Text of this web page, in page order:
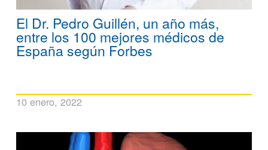
El Dr. Pedro Guillén, un año más,
entre los 100 mejores médicos de
España según Forbes
10 enero, 2022